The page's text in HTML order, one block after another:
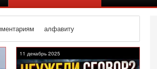
алфавиту
11 декабрь 2025